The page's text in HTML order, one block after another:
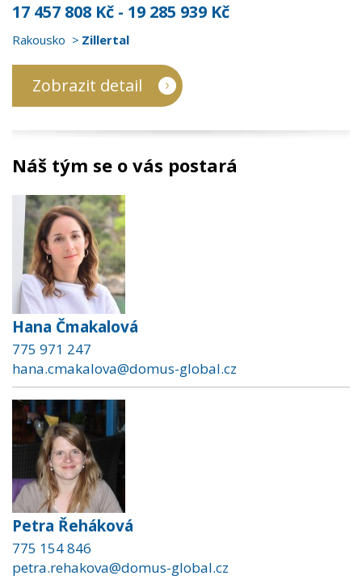
17 457 808 Kč - 19 285 939 Kč
Rakousko Zillertal
Zobrazit detail
Náš tým se o vás postará
Hana Čmakalová
775 971 247
hana.cmakalova@domus-global.cz
Petra Řeháková
775 154 846
petra.rehakova@domus-global.cz